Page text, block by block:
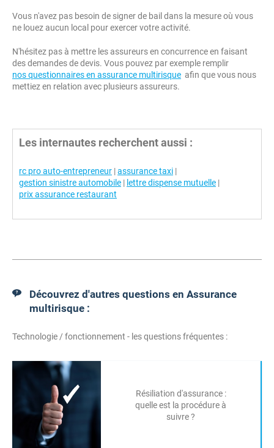
Vous n'avez pas besoin de signer de bail dans la mesure où vous
ne louez aucun local pour exercer votre activité.
N'hésitez pas à mettre les assureurs en concurrence en faisant
des demandes de devis. Vous pouvez par exemple remplir
nos questionnaires en assurance multirisque afin que vous nous
mettiez en relation avec plusieurs assureurs.
Les internautes recherchent aussi :
rc pro auto-entrepreneur |assurance taxi |
gestion sinistre automobile | lettre dispense mutuelle |
prix assurance restaurant
Découvrez d'autres questions en Assurance
multirisque :
Technologie / fonctionnement - les questions fréquentes :
Résiliation d'assurance :
quelle est la procédure à
suivre ?